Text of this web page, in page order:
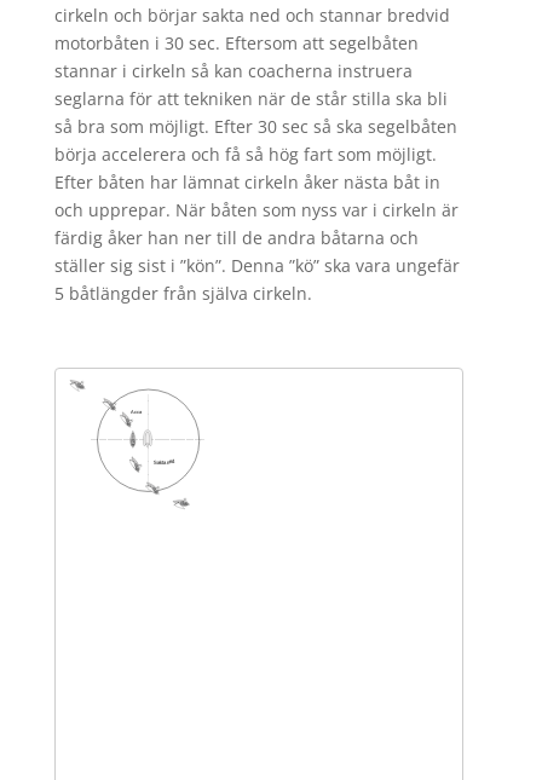
cirkeln och börjar sakta ned och stannar bredvid
motorbåten i 30 sec. Eftersom att segelbåten
stannar i cirkeln så kan coacherna instruera
seglarna för att tekniken när de står stilla ska bli
så bra som möjligt. Efter 30 sec så ska segelbåten
börja accelerera och få så hög fart som möjligt.
Efter båten har lämnat cirkeln åker nästa båt in
och upprepar. När båten som nyss var i cirkeln är
färdig åker han ner till de andra båtarna och
ställer sig sist i ”kön”. Denna ”kö” ska vara ungefär
5 båtlängder från själva cirkeln.
——————————————-
——————————————- Sakta ned
Acca